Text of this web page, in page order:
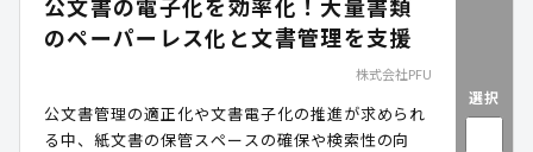
のペーパーレス化と文書管理を支援
株式会社PFU
公文書管理の適正化や文書電子化の推進が求められ
る中、紙文書の保管スペースの確保や検索性の向
選択